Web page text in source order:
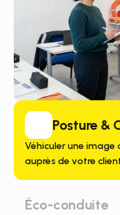
Posture &
Véhiculer une
auprès de votre
Éco-conduite